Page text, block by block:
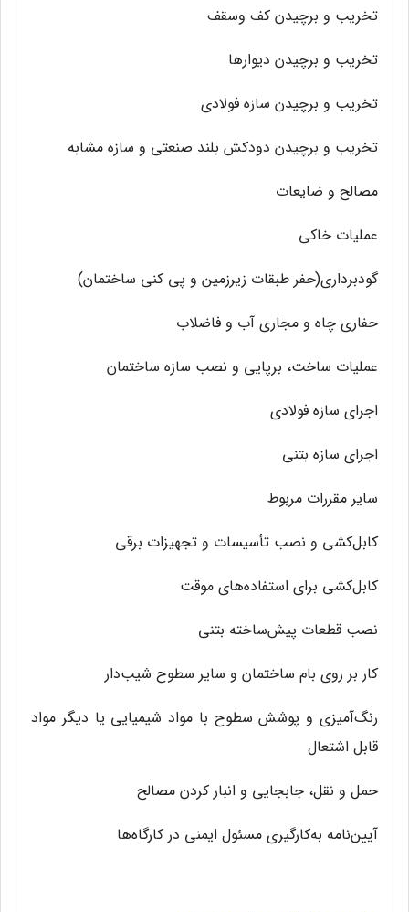
تخریب‌ و برچیدن کف‌ وسقف‌
تخریب‌ و برچیدن دیوارها
تخریب‌ و برچیدن سازه فولادی‌
تخریب‌ و برچیدن دودکش‌ بلند صنعتی‌ و سازه مشابه‌
مصالح‌ و ضایعات
عملیات خاکی‌
گودبرداری‌(حفر طبقات زیرزمین‌ و پی‌ کنی‌ ساختمان)
حفاری‌ چاه و مجاری‌ آب و فاضلاب
عملیات ساخت‌، برپایی‌ و نصب‌ سازه ساختمان
اجرای‌ سازه فولادی‌
اجرای‌ سازه بتنی‌
سایر مقررات مربوط
کابل‌کشی‌ و نصب‌ تأسیسات و تجهیزات برقی‌
کابل‌کشی‌ برای‌ استفاده‌های‌ موقت‌
نصب‌ قطعات پیش‌ساخته‌ بتنی‌
کار بر روی‌ بام ساختمان و سایر سطوح شیب‌دار
رنگ‌آمیزی‌ و پوشش‌ سطوح با مواد شیمیایی‌ یا دیگر مواد
قابل‌ اشتعال
حمل‌ و نقل‌، جابجایی‌ و انبار کردن مصالح‌
آیین‌نامه به‌کارگیری مسئول ایمنی در کارگاه‌ها